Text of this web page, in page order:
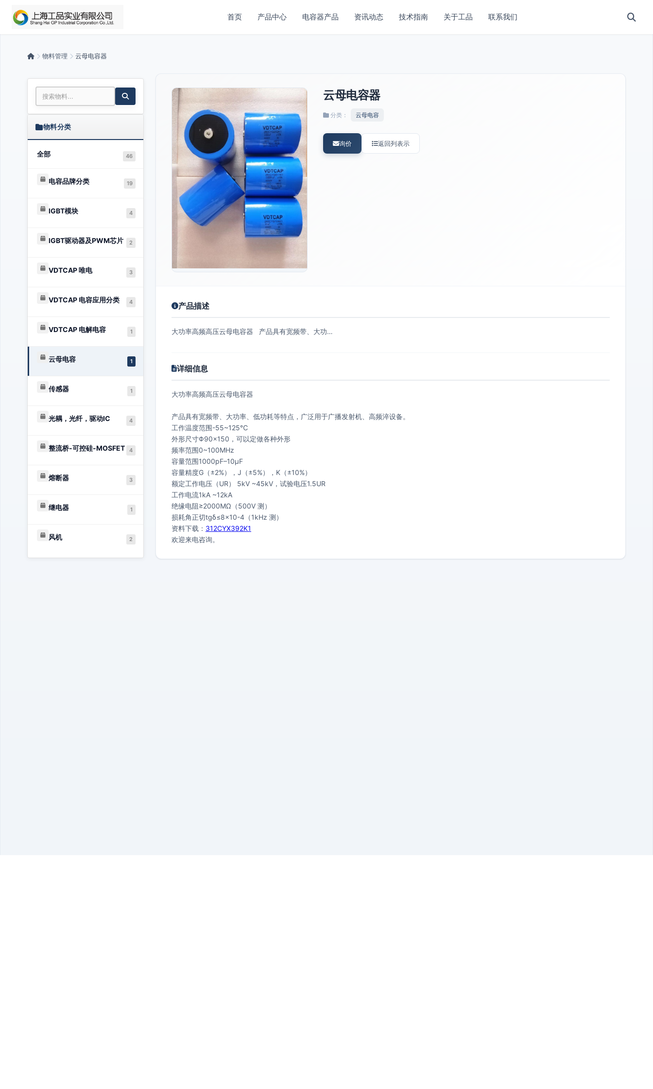
首页 产品中心 电容器产品 资讯动态 技术指南 关于工品 联系我们
物料管理 云母电容器
物料分类
全部 46
电容品牌分类 19
IGBT模块 4
IGBT驱动器及PWM芯片 2
VDTCAP 唯电 3
VDTCAP 电容应用分类 4
VDTCAP 电解电容 1
云母电容 1
传感器 1
光耦，光纤，驱动IC 4
整流桥-可控硅-MOSFET 4
熔断器 3
继电器 1
风机 2
云母电容器
分类： 云母电容
询价 返回列表示
产品描述
大功率高频高压云母电容器 产品具有宽频带、大功…
详细信息
大功率高频高压云母电容器
产品具有宽频带、大功率、低功耗等特点，广泛用于广播发射机、高频淬设备。
工作温度范围-55~125℃
外形尺寸Φ90×150，可以定做各种外形
频率范围0~100MHz
容量范围1000pF–10μF
容量精度G（±2%），J（±5%），K（±10%）
额定工作电压（UR） 5kV ~45kV，试验电压1.5UR
工作电流1kA ~12kA
绝缘电阻≥2000MΩ（500V 测）
损耗角正切tgδ≤8×10-4（1kHz 测）
资料下载： 312CYX392K1
欢迎来电咨询。